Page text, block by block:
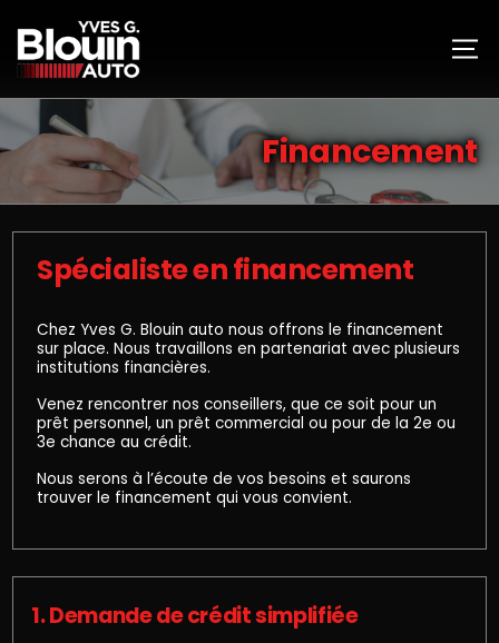
Financement
Spécialiste en financement
Chez Yves G. Blouin auto nous offrons le financement
sur place. Nous travaillons en partenariat avec plusieurs
institutions financières.
Venez rencontrer nos conseillers, que ce soit pour un
prêt personnel, un prêt commercial ou pour de la 2e ou
3e chance au crédit.
Nous serons à l’écoute de vos besoins et saurons
trouver le financement qui vous convient.
1. Demande de crédit simplifiée